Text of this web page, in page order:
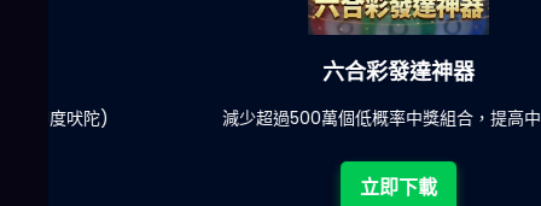
六合彩發達神器
減少超過500萬個低概率中獎組合，提高中獎率